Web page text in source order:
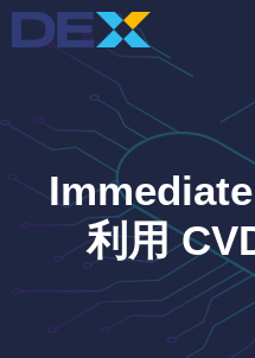
跳
至
內
利用